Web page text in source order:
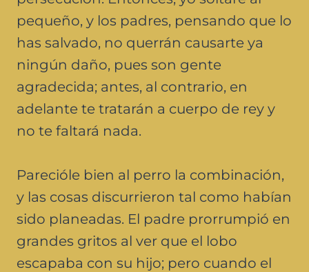
pequeño, y los padres, pensando que lo
has salvado, no querrán causarte ya
ningún daño, pues son gente
agradecida; antes, al contrario, en
adelante te tratarán a cuerpo de rey y
no te faltará nada.
Parecióle bien al perro la combinación,
y las cosas discurrieron tal como habían
sido planeadas. El padre prorrumpió en
grandes gritos al ver que el lobo
escapaba con su hijo; pero cuando el